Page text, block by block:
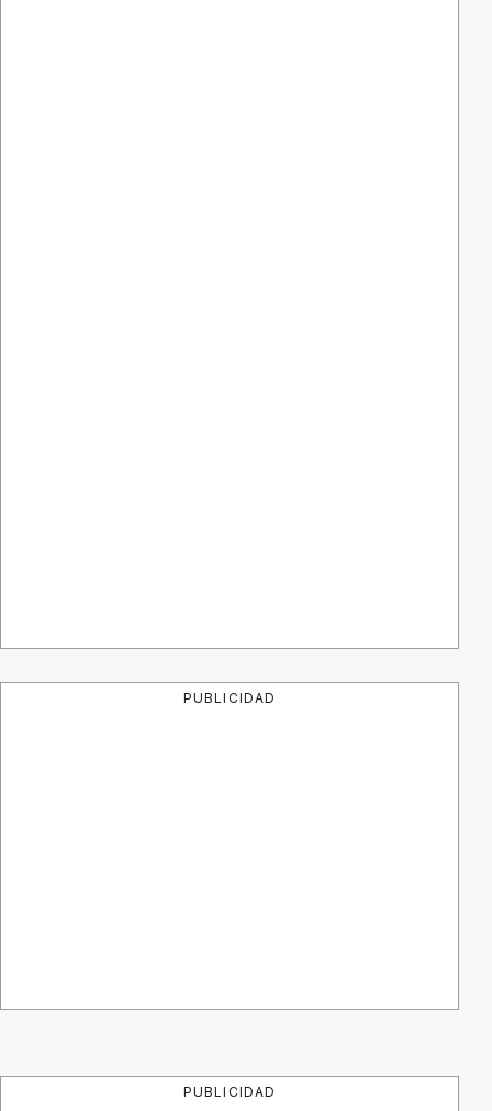
PUBLICIDAD
PUBLICIDAD